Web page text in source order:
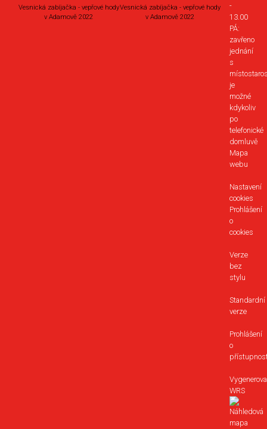
Vesnická zabíjačka - vepřové hody
v Adamově 2022
Vesnická zabíjačka - vepřové hody
v Adamově 2022
-
13.00
PÁ:
zavřeno
jednání
s
je
možné
kdykoliv
po
telefonické
domluvě
Mapa
webu
Nastavení
cookies
Prohlášení
o
cookies
Verze
bez
stylu
Standardní
verze
Prohlášení
o
WRS